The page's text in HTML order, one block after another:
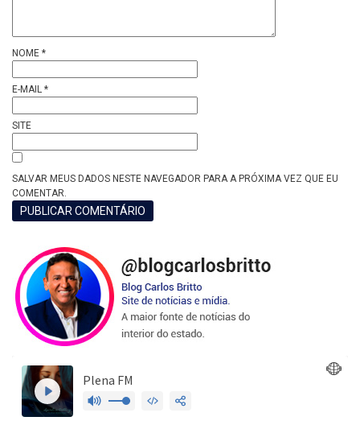
NOME *
E-MAIL *
SITE
SALVAR MEUS DADOS NESTE NAVEGADOR PARA A PRÓXIMA VEZ QUE EU
COMENTAR.